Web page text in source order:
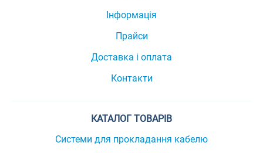
Інформація
Прайси
Доставка і оплата
Контакти
КАТАЛОГ ТОВАРІВ
Системи для прокладання кабелю